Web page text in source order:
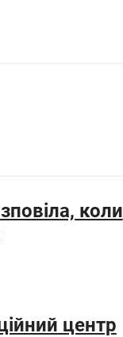
коли
центр